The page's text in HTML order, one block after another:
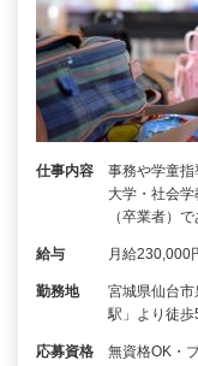
仕事内容
事務や学童指
大学・社会
（卒業者）
給与 月給230,000
勤務地
宮城県仙台
駅」より徒歩
応募資格 無資格OK・